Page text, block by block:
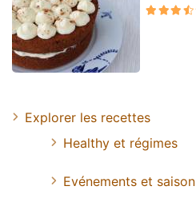
Explorer les recettes
Healthy et régimes
Evénements et saison